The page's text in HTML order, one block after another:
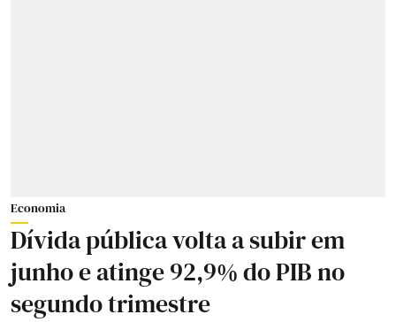
Economia
Dívida pública volta a subir em
junho e atinge 92,9% do PIB no
segundo trimestre